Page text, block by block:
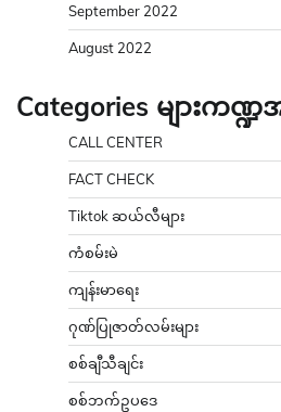
September 2022
August 2022
Categories များက
CALL CENTER
FACT CHECK
Tiktok ဆယ်လီများ
ကံစမ်းမဲ
ကျန်းမာရေး
ဂုဏ်ပြုဇာတ်လမ်းများ
စစ်ချီသီချင်း
စစ်ဘက်ဥပဒေ